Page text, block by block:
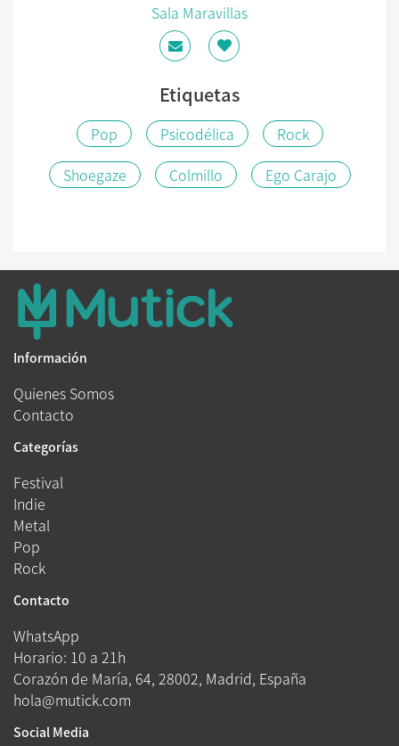
Sala Maravillas
Etiquetas
Pop Psicodélica
Rock
Shoegaze
Colmillo Ego Carajo
Información
Quienes Somos
Contacto
Categorías
Festival
Indie
Metal
Pop
Rock
Contacto
WhatsApp
Horario: 10 a 21h
Corazón de María, 64, 28002, Madrid, España
hola@mutick.com
Social Media